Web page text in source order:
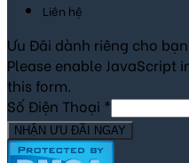
Liên hệ
Ưu Đãi dành riêng cho
Please enable JavaScript
this form.
Số Điện Thoại *
NHẬN ƯU ĐÃI NGAY